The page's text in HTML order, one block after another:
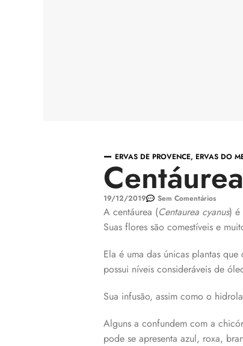
ERVAS DE PROVENCE, ERVAS DO
19/12/2019 Sem Comentários
A centáurea (Centaurea cyanus) é
Suas flores são comestíveis e
Ela é uma das únicas plantas
possui níveis consideráveis de
Sua infusão, assim como o
Alguns a confundem com a
pode se apresenta azul, roxa,